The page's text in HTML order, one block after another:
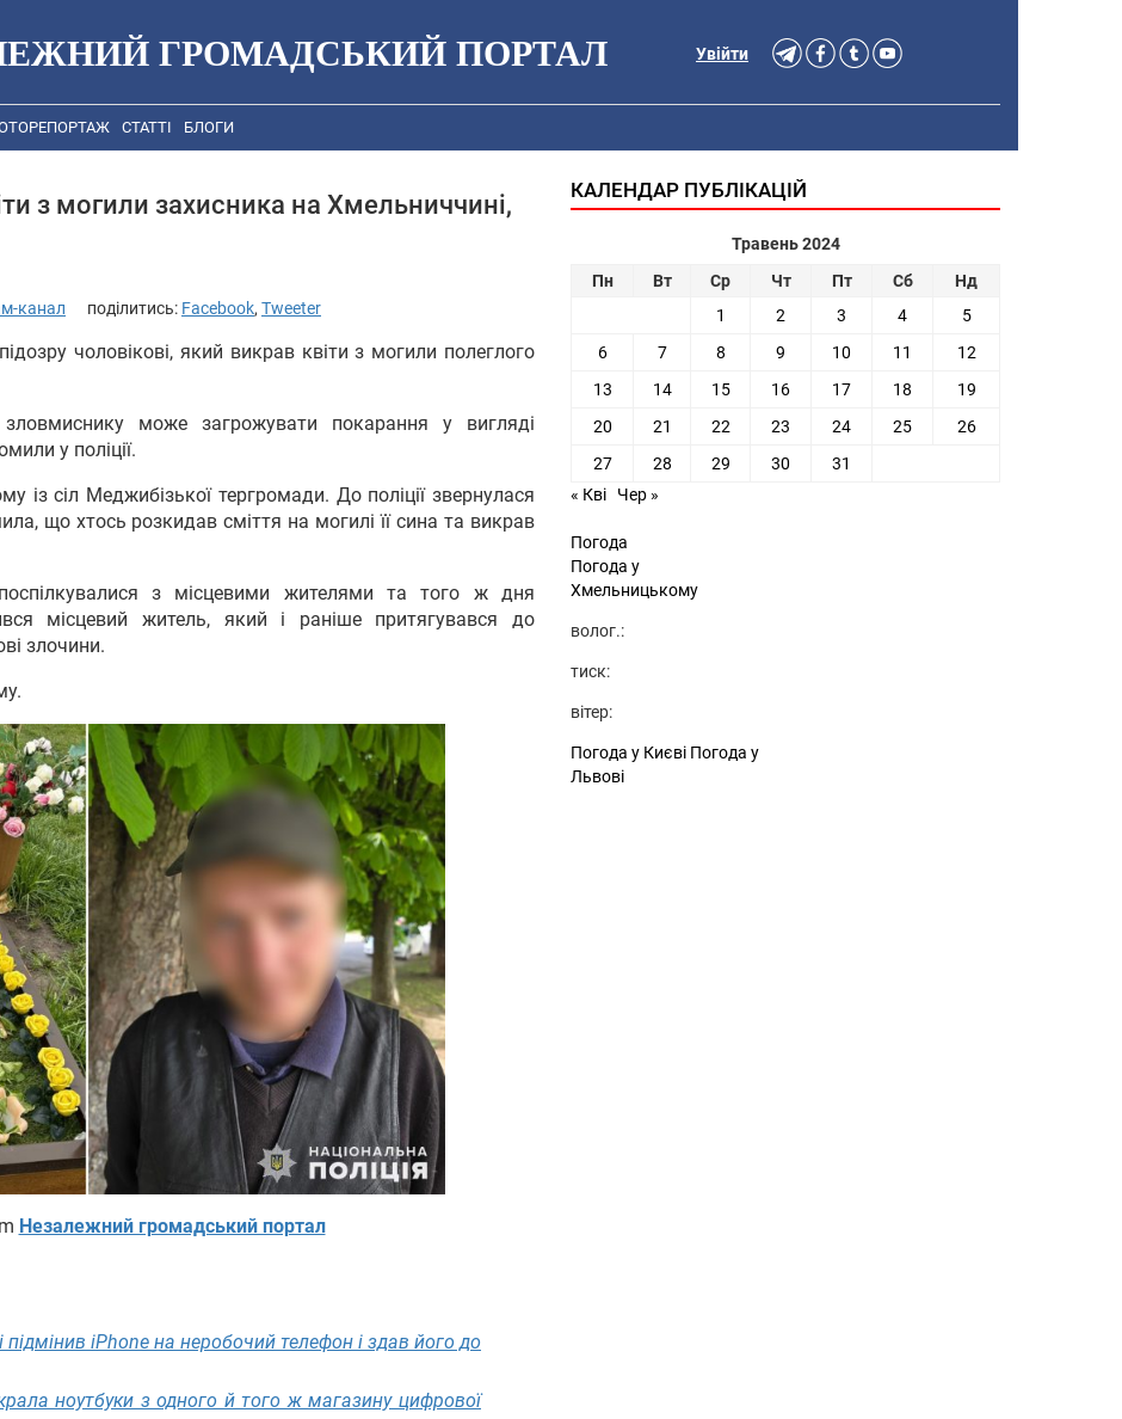
ГРОМАДСЬКИЙ ПОРТАЛ Увійти
СТАТТІ БЛОГИ
з могили захисника на Хмельниччині,
канал поділитись: Facebook, Tweeter
чоловікові, який викрав квіти з могили полеглого
може загрожувати покарання у вигляді
у поліції.
із сіл Меджибізької тергромади. До поліції звернулася
що хтось розкидав сміття на могилі її сина та викрав
поспілкувалися з місцевими жителями та того ж дня
місцевий житель, який і раніше притягувався до
злочини.
Незалежний громадський портал
iPhone на неробочий телефон і здав його до
ноутбуки з одного й того ж магазину цифрової
КАЛЕНДАР ПУБЛІКАЦІЙ
Травень 2024
Пн
Вт Ср Чт Пт Сб
Нд
1
2 3 4
5
6
7 8 9 10 11
12
13
14 15 16 17 18
19
20
21 22 23 24 25
26
27
28 29 30
31
« Кві
Чер »
Погода
Погода у
Хмельницькому
волог.:
тиск:
вітер:
Погода у Києві Погода у
Львові